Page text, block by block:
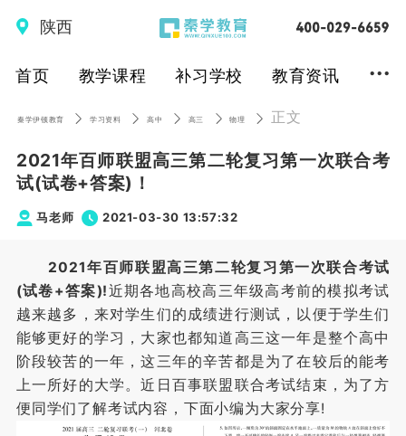
陕西
首页 教学课程 补习学校 教育资讯 ...
秦学伊顿教育 学习资料 高中 高三 物理 正文
2021年百师联盟高三第二轮复习第一次联合考
试(试卷+答案)！
马老师 2021-03-30 13:57:32
2021年百师联盟高三第二轮复习第一次联合考试
(试卷+答案)!近期各地高校高三年级高考前的模拟考试
越来越多，来对学生们的成绩进行测试，以便于学生们
能够更好的学习，大家也都知道高三这一年是整个高中
阶段较苦的一年，这三年的辛苦都是为了在较后的能考
上一所好的大学。近日百事联盟联合考试结束，为了方
便同学们了解考试内容，下面小编为大家分享!